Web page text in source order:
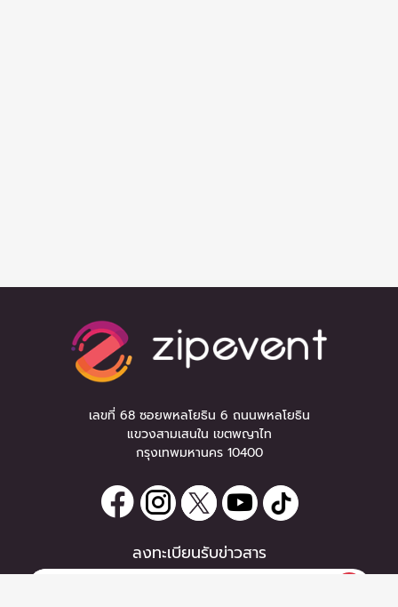
เลขที่ 68 ซอยพหลโยธิน 6 ถนนพหลโยธิน
แขวงสามเสนใน เขตพญาไท
กรุงเทพมหานคร 10400
ลงทะเบียนรับข่าวสาร